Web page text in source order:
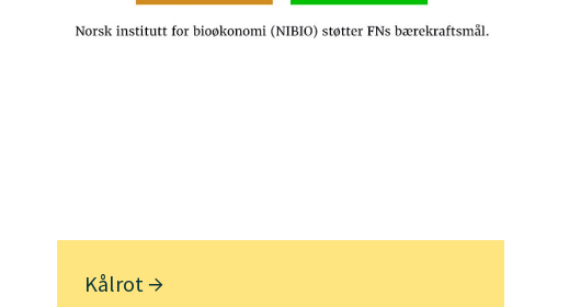
Kålrot